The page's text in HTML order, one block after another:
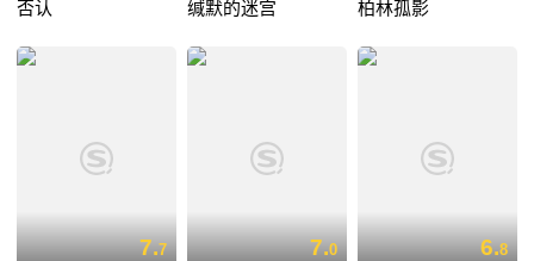
否认 缄默的迷宫 柏林孤影
7.7 7.0 6.8